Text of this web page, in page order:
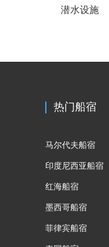
潜水设施
热门船宿
马尔代夫船宿
印度尼西亚船宿
红海船宿
墨西哥船宿
菲律宾船宿